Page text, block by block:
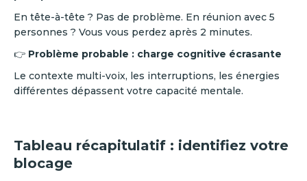
En tête-à-tête ? Pas de problème. En réunion avec 5
personnes ? Vous vous perdez après 2 minutes.
👉 Problème probable : charge cognitive écrasante
Le contexte multi-voix, les interruptions, les énergies
différentes dépassent votre capacité mentale.
Tableau récapitulatif : identifiez votre
blocage